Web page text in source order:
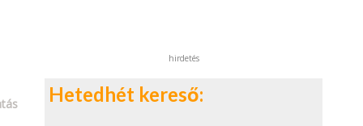
hirdetés
Hetedhét kereső: